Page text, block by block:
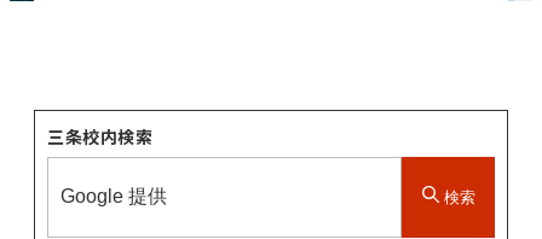
三条校内検索
検索